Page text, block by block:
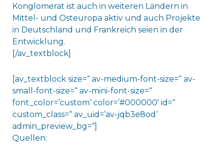
Konglomerat ist auch in weiteren Ländern in
Mittel- und Osteuropa aktiv und auch Projekte
in Deutschland und Frankreich seien in der
Entwicklung.
[/av_textblock]
[av_textblock size=“ av-medium-font-size=“ av-
small-font-size=“ av-mini-font-size=“
font_color=’custom‘ color=’#000000′ id=“
custom_class=“ av_uid=’av-jqb3e8od‘
admin_preview_bg=“]
Quellen: